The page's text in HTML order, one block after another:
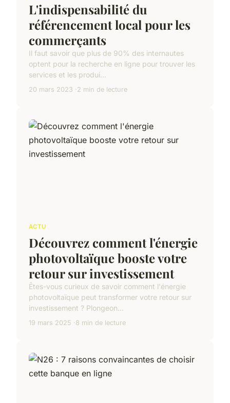
L'indispensabilité du
référencement local pour les
commerçants
Il faut savoir que plus de 90% des internautes
optent pour la recherche en ligne pour trouver les
services et les produi...
20 mars 2023 2 min de lecture
ACTU
Découvrez comment l'énergie
photovoltaïque booste votre
retour sur investissement
Êtes-vous curieux de savoir comment l'énergie
photovoltaïque peut transformer votre retour sur
investissement ? Plongeon...
19 mars 2025 8 min de lecture